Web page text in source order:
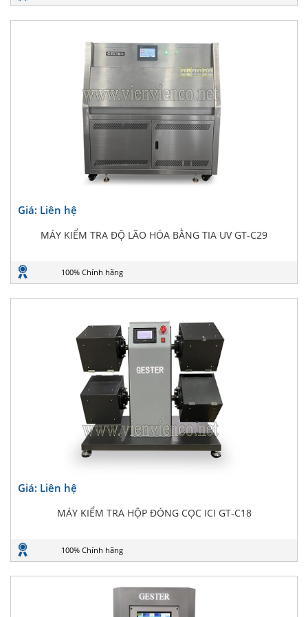
Giá: Liên hệ
MÁY KIỂM TRA ĐỘ LÃO HÓA BẰNG TIA UV GT-C29
100% Chính hãng
Giá: Liên hệ
MÁY KIỂM TRA HỘP ĐÓNG CỌC ICI GT-C18
100% Chính hãng